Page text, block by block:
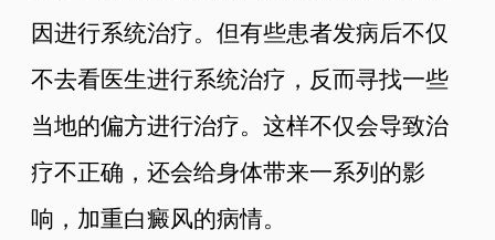
因进行系统治疗。但有些患者发病后不仅
不去看医生进行系统治疗，反而寻找一些
当地的偏方进行治疗。这样不仅会导致治
疗不正确，还会给身体带来一系列的影
响，加重白癜风的病情。